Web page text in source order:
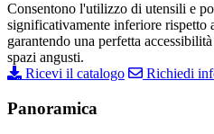
Consentono l'utilizzo di utensili e
significativamente inferiore rispetto
garantendo una perfetta
spazi angusti.
Ricevi il catalogo
Richiedi
Panoramica